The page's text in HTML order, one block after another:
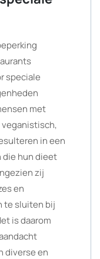
speciale
met
in een
die hun dieet
zij
en
te sluiten bij
is daarom
diverse en